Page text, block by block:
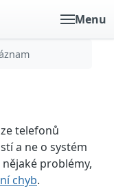
Menu
telefonů
a ne o systém
problémy,
chyb.